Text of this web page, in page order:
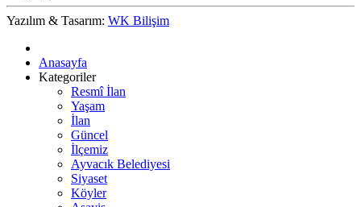
Yazılım & Tasarım: WK Bilişim
Anasayfa
Kategoriler
Resmî İlan
Yaşam
İlan
Güncel
İlçemiz
Ayvacık Belediyesi
Siyaset
Köyler